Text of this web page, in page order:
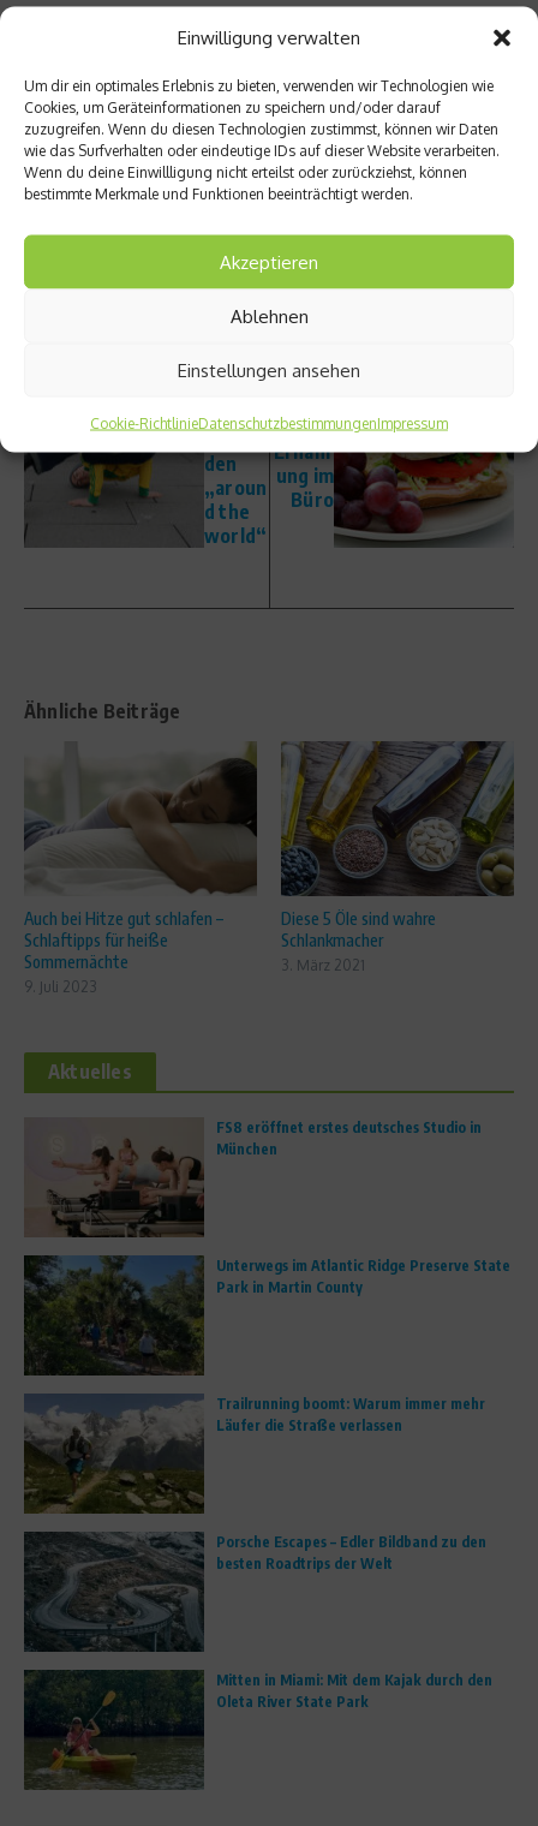
Einwilligung verwalten
Um dir ein optimales Erlebnis zu bieten, verwenden wir Technologien wie
Cookies, um Geräteinformationen zu speichern und/oder darauf
zuzugreifen. Wenn du diesen Technologien zustimmst, können wir Daten
wie das Surfverhalten oder eindeutige IDs auf dieser Website verarbeiten.
Wenn du deine Einwillligung nicht erteilst oder zurückziehst, können
bestimmte Merkmale und Funktionen beeinträchtigt werden.
Akzeptieren
Ablehnen
Einstellungen ansehen
Cookie-RichtlinieDatenschutzbestimmungenImpressum
VonHanna Wyschkon undDerk Hoberg
Beitrag teilen
Timo
nbach
erklärt
den
„aroun
d the
world“
Die
e
Ernähr
ung im
Büro
Ähnliche Beiträge
Auch bei Hitze gut schlafen –
Schlaftipps für heiße
Sommernächte
9. Juli 2023
Diese 5 Öle sind wahre
Schlankmacher
3. März 2021
Aktuelles
FS8 eröffnet erstes deutsches Studio in
München
Unterwegs im Atlantic Ridge Preserve State
Park in Martin County
Trailrunning boomt: Warum immer mehr
Läufer die Straße verlassen
Porsche Escapes – Edler Bildband zu den
besten Roadtrips der Welt
Mitten in Miami: Mit dem Kajak durch den
Oleta River State Park